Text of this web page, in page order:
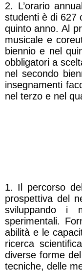
2. L’orario
studenti è di 627
quinto anno. Al
musicale e
biennio e nel
obbligatori a
nel secondo
insegnamenti
nel terzo e nel
1. Il percorso
prospettiva del
sviluppando i
sperimentali.
abilità e le
ricerca
diverse forme
tecniche, delle